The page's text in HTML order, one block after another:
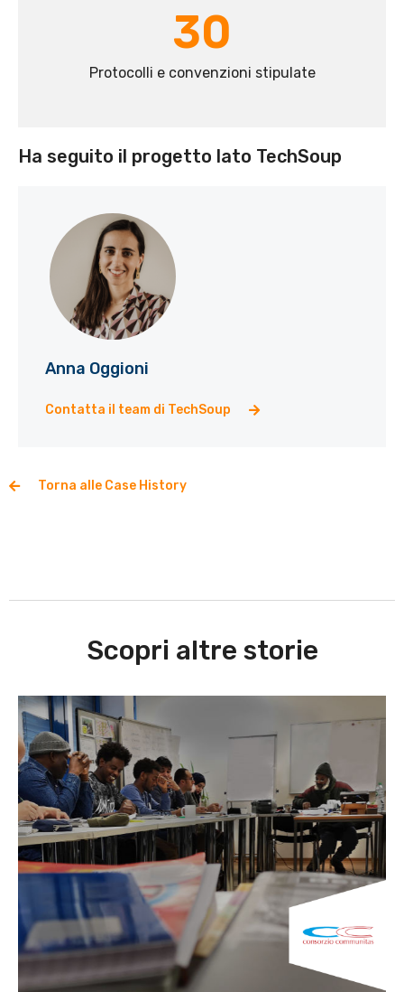
30
Protocolli e convenzioni stipulate
Ha seguito il progetto lato TechSoup
Anna Oggioni
Contatta il team di TechSoup
Torna alle Case History
Scopri altre storie